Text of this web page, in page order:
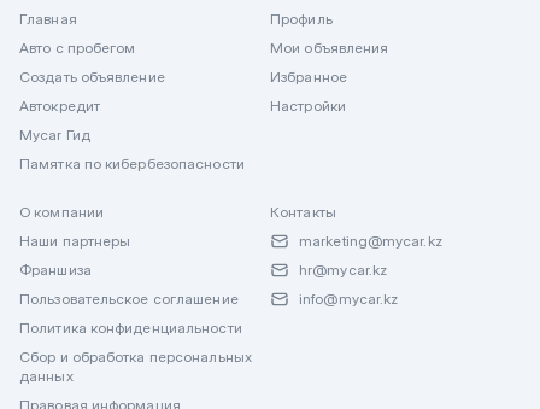
Главная
Авто с пробегом
Создать объявление
Автокредит
Mycar Гид
Памятка по кибербезопасности
Профиль
Мои объявления
Избранное
Настройки
О компании
Наши партнеры
Франшиза
Пользовательское соглашение
Политика конфиденциальности
Сбор и обработка персональных
данных
Правовая информация
Контакты
marketing@mycar.kz
hr@mycar.kz
info@mycar.kz